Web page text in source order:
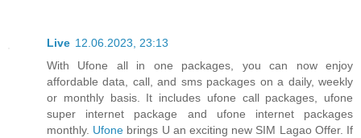
Live 12.06.2023, 23:13
With Ufone all in one packages, you can now enjoy
affordable data, call, and sms packages on a daily, weekly
or monthly basis. It includes ufone call packages, ufone
super internet package and ufone internet packages
monthly. Ufone brings U an exciting new SIM Lagao Offer. If